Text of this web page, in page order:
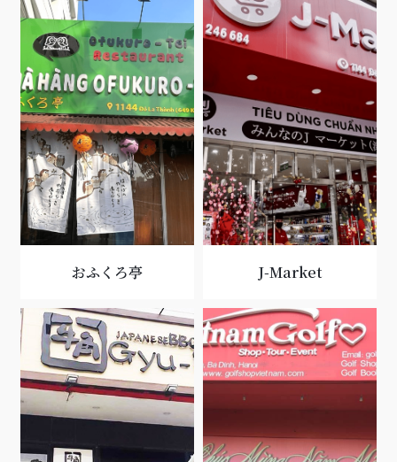
おふくろ亭 J-Market